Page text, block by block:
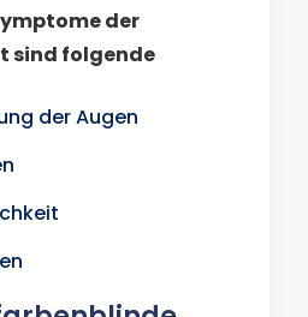
der
sind folgende
der Augen